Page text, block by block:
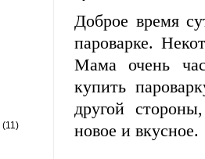
(11)
Доброе время
пароварке.
Мама очень
купить
другой
новое и вкусное.